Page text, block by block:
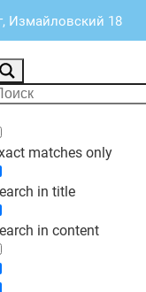
Измайловский 18
matches only
in title
in content